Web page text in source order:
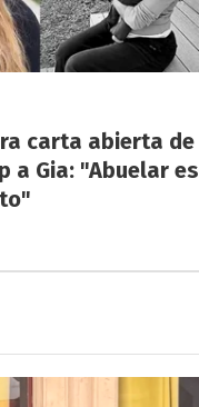
carta abierta de
a Gia: "Abuelar es